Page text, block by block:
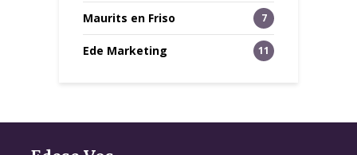
Maurits en Friso 7
Ede Marketing 11